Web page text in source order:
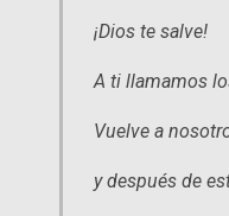
¡Dios te salve!
A ti llamamos
Vuelve a
y después de